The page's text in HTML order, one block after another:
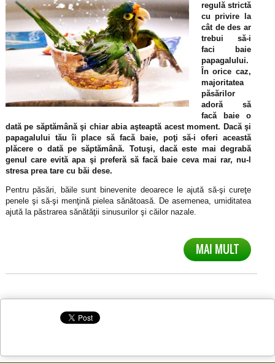
regulă strictă
cu privire la
cât de des ar
trebui să-i
faci baie
papagalului.
În orice caz,
majoritatea
păsărilor
adoră să
facă baie o
dată pe săptămână şi chiar abia aşteaptă acest moment. Dacă şi
papagalului tău îi place să facă baie, poţi să-i oferi această
plăcere o dată pe săptămână. Totuşi, dacă este mai degrabă
genul care evită apa şi preferă să facă baie ceva mai rar, nu-l
stresa prea tare cu băi dese.
Pentru păsări, băile sunt binevenite deoarece le ajută să-şi cureţe
penele şi să-şi menţină pielea sănătoasă. De asemenea, umiditatea
ajută la păstrarea sănătăţii sinusurilor şi căilor nazale.
MAI MULT